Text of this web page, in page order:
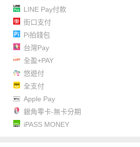
LINE Pay付款
街口支付
Pi拍錢包
台灣Pay
全盈+PAY
悠遊付
全支付
Apple Pay
銀角零卡-無卡分期
iPASS MONEY